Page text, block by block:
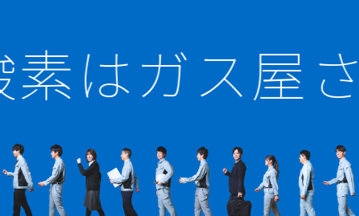
素はガス屋